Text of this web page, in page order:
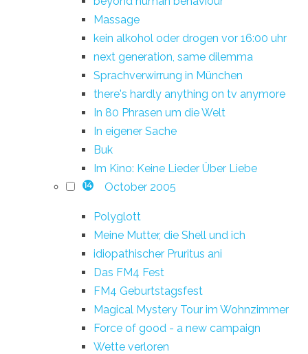
Massage
kein alkohol oder drogen vor 16:00 uhr
next generation, same dilemma
Sprachverwirrung in München
there's hardly anything on tv anymore
In 80 Phrasen um die Welt
In eigener Sache
Buk
Im Kino: Keine Lieder Über Liebe
14 October 2005
Polyglott
Meine Mutter, die Shell und ich
idiopathischer Pruritus ani
Das FM4 Fest
FM4 Geburtstagsfest
Magical Mystery Tour im Wohnzimmer
Force of good - a new campaign
Wette verloren